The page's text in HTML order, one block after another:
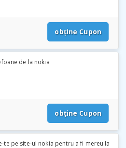
obține Cupon
de la nokia
obține Cupon
te pe site-ul nokia pentru a fi mereu la